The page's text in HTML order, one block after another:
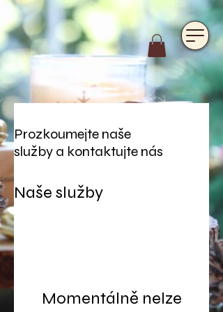
https://www.hotelfarmavysoka.cz/festival-2023
Prozkoumejte naše
služby a kontaktujte nás
Naše služby
Momentálně nelze